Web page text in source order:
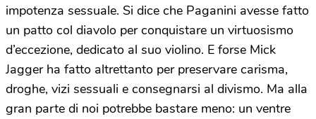
impotenza sessuale. Si dice che Paganini avesse fatto
un patto col diavolo per conquistare un virtuosismo
d’eccezione, dedicato al suo violino. E forse Mick
Jagger ha fatto altrettanto per preservare carisma,
droghe, vizi sessuali e consegnarsi al divismo. Ma alla
gran parte di noi potrebbe bastare meno: un ventre